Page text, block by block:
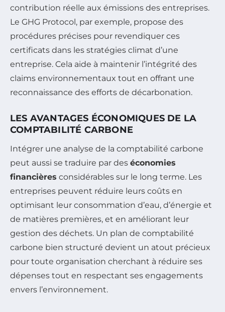
contribution réelle aux émissions des entreprises.
Le GHG Protocol, par exemple, propose des
procédures précises pour revendiquer ces
certificats dans les stratégies climat d’une
entreprise. Cela aide à maintenir l’intégrité des
claims environnementaux tout en offrant une
reconnaissance des efforts de décarbonation.
LES AVANTAGES ÉCONOMIQUES DE LA
COMPTABILITÉ CARBONE
Intégrer une analyse de la comptabilité carbone
peut aussi se traduire par des économies
financières considérables sur le long terme. Les
entreprises peuvent réduire leurs coûts en
optimisant leur consommation d’eau, d’énergie et
de matières premières, et en améliorant leur
gestion des déchets. Un plan de comptabilité
carbone bien structuré devient un atout précieux
pour toute organisation cherchant à réduire ses
dépenses tout en respectant ses engagements
envers l’environnement.